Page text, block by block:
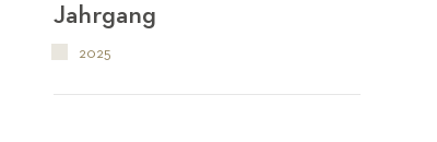
Jahrgang
2025